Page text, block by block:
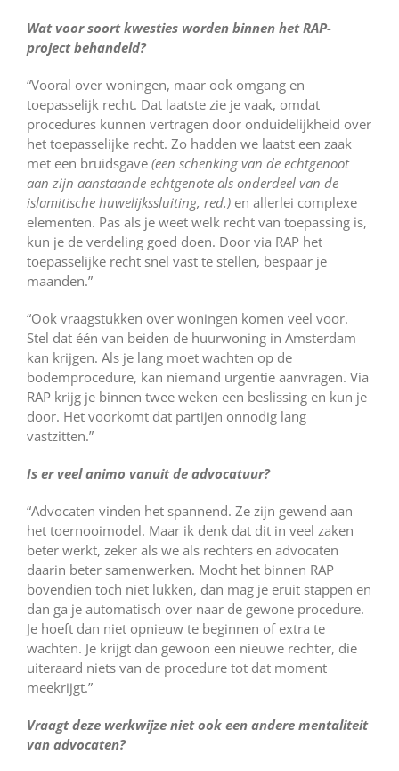
Wat voor soort kwesties worden binnen het RAP-
project behandeld?
“Vooral over woningen, maar ook omgang en
toepasselijk recht. Dat laatste zie je vaak, omdat
procedures kunnen vertragen door onduidelijkheid over
het toepasselijke recht. Zo hadden we laatst een zaak
met een bruidsgave (een schenking van de echtgenoot
aan zijn aanstaande echtgenote als onderdeel van de
islamitische huwelijkssluiting, red.) en allerlei complexe
elementen. Pas als je weet welk recht van toepassing is,
kun je de verdeling goed doen. Door via RAP het
toepasselijke recht snel vast te stellen, bespaar je
maanden.”
“Ook vraagstukken over woningen komen veel voor.
Stel dat één van beiden de huurwoning in Amsterdam
kan krijgen. Als je lang moet wachten op de
bodemprocedure, kan niemand urgentie aanvragen. Via
RAP krijg je binnen twee weken een beslissing en kun je
door. Het voorkomt dat partijen onnodig lang
vastzitten.”
Is er veel animo vanuit de advocatuur?
“Advocaten vinden het spannend. Ze zijn gewend aan
het toernooimodel. Maar ik denk dat dit in veel zaken
beter werkt, zeker als we als rechters en advocaten
daarin beter samenwerken. Mocht het binnen RAP
bovendien toch niet lukken, dan mag je eruit stappen en
dan ga je automatisch over naar de gewone procedure.
Je hoeft dan niet opnieuw te beginnen of extra te
wachten. Je krijgt dan gewoon een nieuwe rechter, die
uiteraard niets van de procedure tot dat moment
meekrijgt.”
Vraagt deze werkwijze niet ook een andere mentaliteit
van advocaten?